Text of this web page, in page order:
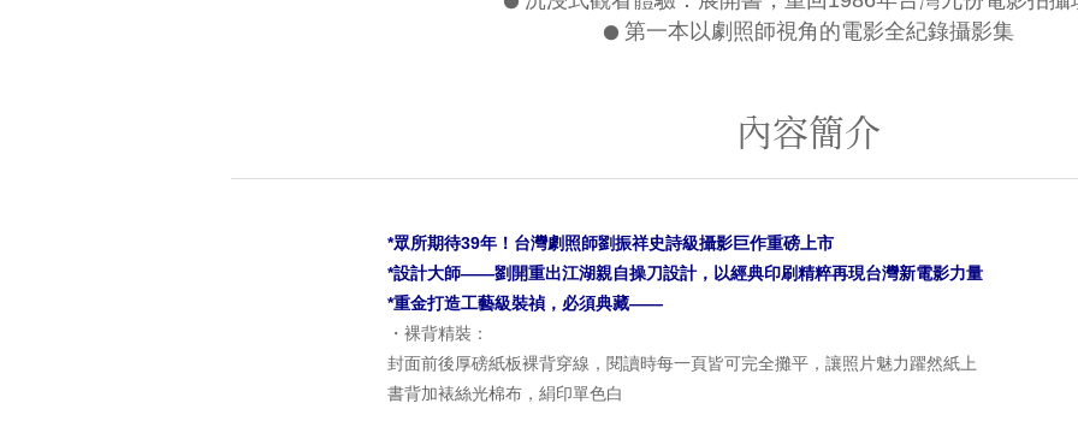
● 第一本以劇照師視角的電影全紀錄攝影集
內容簡介
*眾所期待39年！台灣劇照師劉振祥史詩級攝影巨作重磅上市
*設計大師——劉開重出江湖親自操刀設計，以經典印刷精粹再現台灣新電影力量
*重金打造工藝級裝禎，必須典藏——
・裸背精裝：
封面前後厚磅紙板裸背穿線，閱讀時每一頁皆可完全攤平，讓照片魅力躍然紙上
書背加裱絲光棉布，絹印單色白